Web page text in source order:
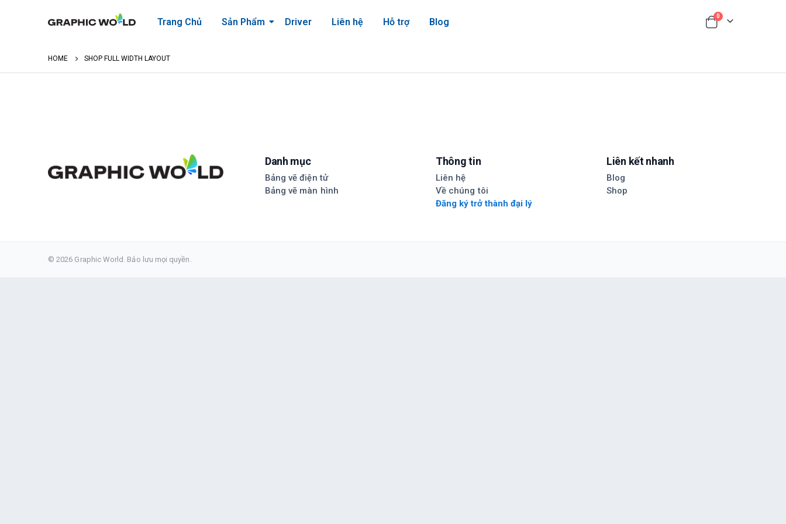
Trang Chủ Sản Phẩm Driver Liên hệ Hỗ trợ Blog
0
HOME SHOP FULL WIDTH LAYOUT
Danh mục
Bảng vẽ điện tử
Bảng vẽ màn hình
Thông tin
Liên hệ
Về chúng tôi
Đăng ký trở thành đại lý
Liên kết nhanh
Blog
Shop
© 2026 Graphic World. Bảo lưu mọi quyền.